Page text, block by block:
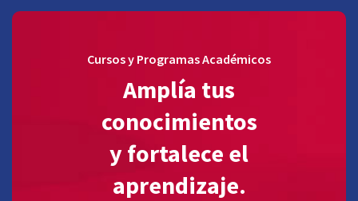
Cursos y Programas Académicos
Amplía tus
conocimientos
y fortalece el
aprendizaje.